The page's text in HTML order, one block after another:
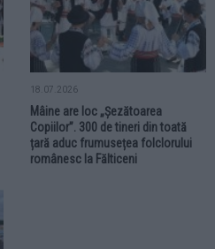
18.07.2026
Mâine are loc „Șezătoarea
Copiilor”. 300 de tineri din toată
țară aduc frumusețea folclorului
românesc la Fălticeni